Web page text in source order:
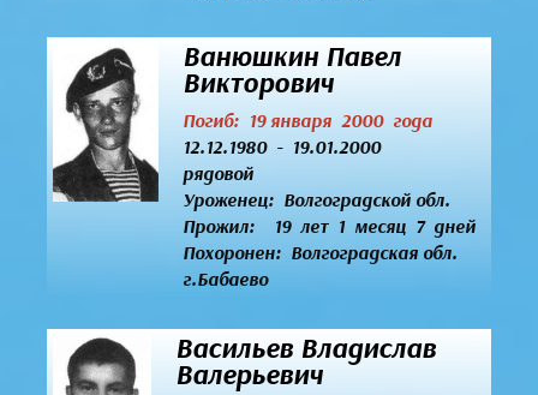
Ванюшкин Павел
Викторович
Погиб: 19 января 2000 года
12.12.1980 - 19.01.2000
рядовой
Уроженец: Волгоградской обл.
Прожил: 19 лет 1 месяц 7 дней
Похоронен: Волгоградская обл.
г.Бабаево
Васильев Владислав
Валерьевич